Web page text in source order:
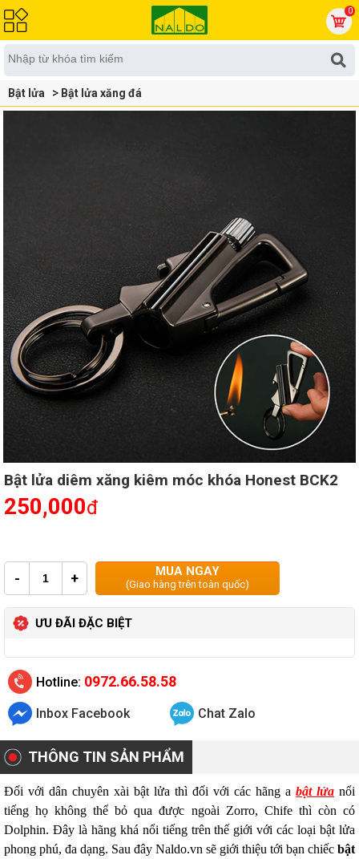
0
Bật lửa Bật lửa xăng đá
Bật lửa diêm xăng kiêm móc khóa Honest BCK2
250,000đ
- + MUA NGAY
(Giao hàng trên toàn quốc)
ƯU ĐÃI ĐẶC BIỆT
Hotline: 0972.66.58.58
Inbox Facebook Chat Zalo
THÔNG TIN SẢN PHẨM
Đối với dân chuyên xài bật lửa thì đối với các hãng a bật lửa nổi
tiếng họ không thể bỏ qua được ngoài Zorro, Chife thì còn có
Dolphin. Đây là hãng khá nổi tiếng trên thế giới với các loại bật lửa
phong phú, đa dạng. Sau đây Naldo.vn sẽ giới thiệu tới bạn chiếc bật